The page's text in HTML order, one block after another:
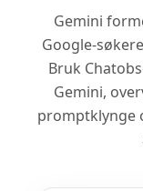
Gemini
Google-
Bruk
Gemini,
promptklynge